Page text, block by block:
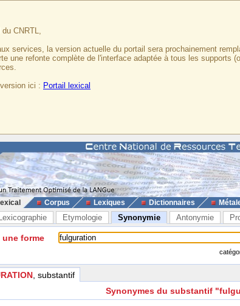
CNRTL,
services, la version actuelle du portail sera prochainement
une refonte complète de l'interface adaptée à tous les supports
ici : Portail lexical
Corpus Lexiques Dictionnaires
Lexicographie Etymologie Synonymie Antonymie
une forme
, substantif
Synonymes du substantif